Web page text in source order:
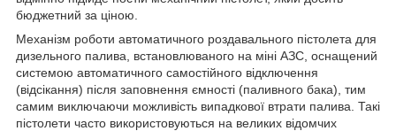
бюджетний за ціною.
Механізм роботи автоматичного роздавального пістолета для
дизельного палива, встановлюваного на міні АЗС, оснащений
системою автоматичного самостійного відключення
(відсікання) після заповнення ємності (паливного бака), тим
самим виключаючи можливість випадкової втрати палива. Такі
пістолети часто використовуються на великих відомчих